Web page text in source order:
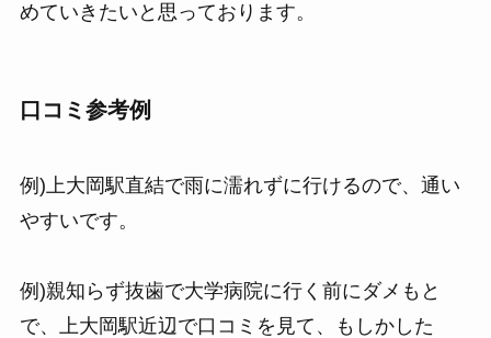
めていきたいと思っております。
口コミ参考例
例)上大岡駅直結で雨に濡れずに行けるので、通い
やすいです。
例)親知らず抜歯で大学病院に行く前にダメもと
で、上大岡駅近辺で口コミを見て、もしかした